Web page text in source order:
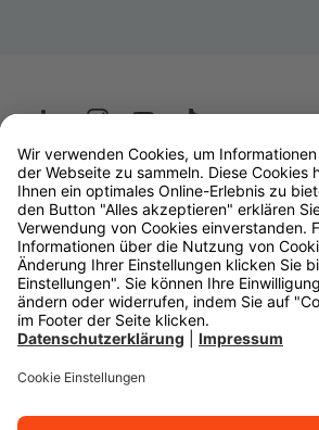
Wüstenrot
W&W Gruppe
OLB Bank
Makler
Impressum
Datenschutz
Rechtliche Hinweise